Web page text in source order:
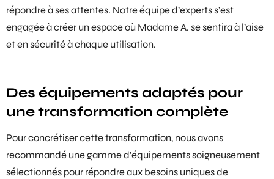
répondre à ses attentes. Notre équipe d’experts s’est
engagée à créer un espace où Madame A. se sentira à l’aise
et en sécurité à chaque utilisation.
Des équipements adaptés pour
une transformation complète
Pour concrétiser cette transformation, nous avons
recommandé une gamme d’équipements soigneusement
sélectionnés pour répondre aux besoins uniques de